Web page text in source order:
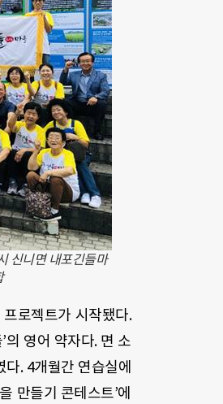
신니면 내포긴들마
로젝트가 시작됐다.
의 영어 약자다. 면 소
. 4개월간 연습실에
만들기 콘테스트’에